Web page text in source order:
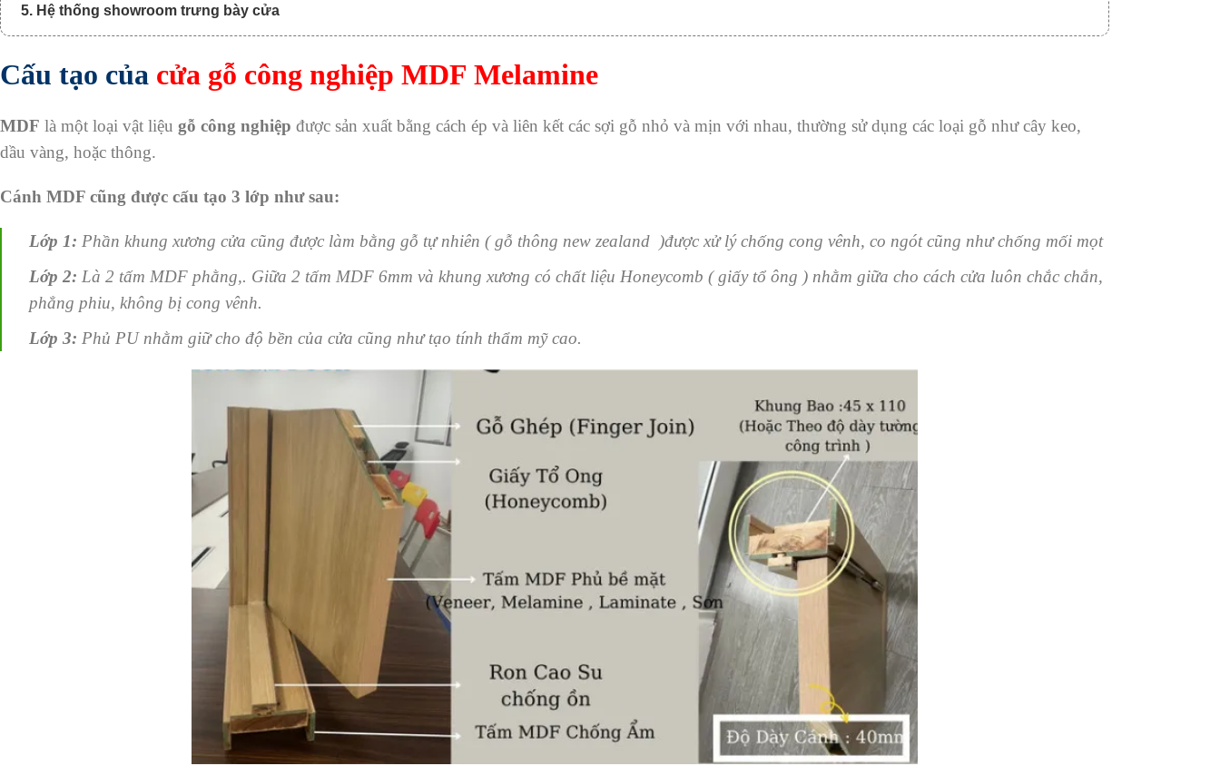
5. Hệ thống showroom trưng bày cửa
Cấu tạo của cửa gỗ công nghiệp MDF Melamine
MDF là một loại vật liệu gỗ công nghiệp được sản xuất bằng cách ép và liên kết các sợi gỗ nhỏ và mịn với nhau, thường sử dụng các loại gỗ như cây keo,
dầu vàng, hoặc thông.
Cánh MDF cũng được cấu tạo 3 lớp như sau:
Lớp 1: Phần khung xương cửa cũng được làm bằng gỗ tự nhiên ( gỗ thông new zealand )được xử lý chống cong vênh, co ngót cũng như chống mối mọt
Lớp 2: Là 2 tấm MDF phằng,. Giữa 2 tấm MDF 6mm và khung xương có chất liệu Honeycomb ( giấy tổ ông ) nhằm giữa cho cách cửa luôn chắc chắn,
phẳng phiu, không bị cong vênh.
Lớp 3: Phủ PU nhằm giữ cho độ bền của cửa cũng như tạo tính thẩm mỹ cao.